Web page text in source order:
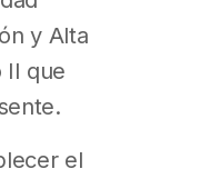
y Alta
II que
el